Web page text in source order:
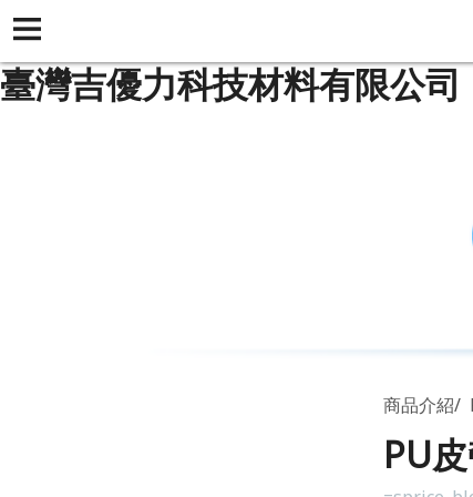
臺灣吉優力科技材料有限公司
商品介紹
PU